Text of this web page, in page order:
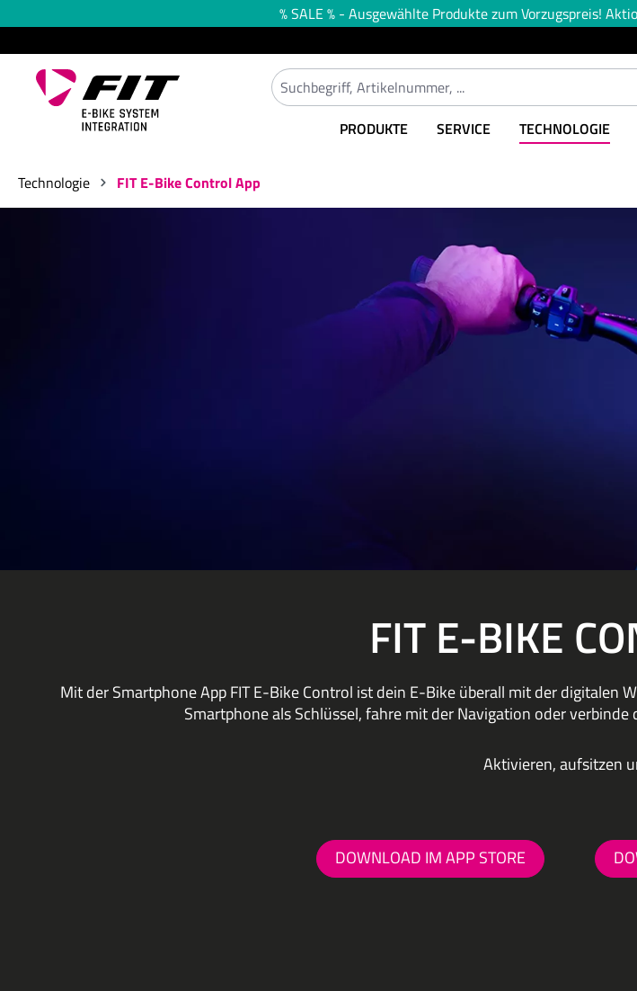
% SALE % - Ausgewählte Produkte zum Vorzugspreis!
PRODUKTE SERVICE TECHNOLOGIE
Technologie
FIT E-Bike Control App
FIT E-BIKE
Mit der Smartphone App FIT E-Bike Control ist dein E-Bike überall mit der
Smartphone als Schlüssel, fahre mit der Navigation oder
Aktivieren, aufsitzen
DOWNLOAD IM APP STORE